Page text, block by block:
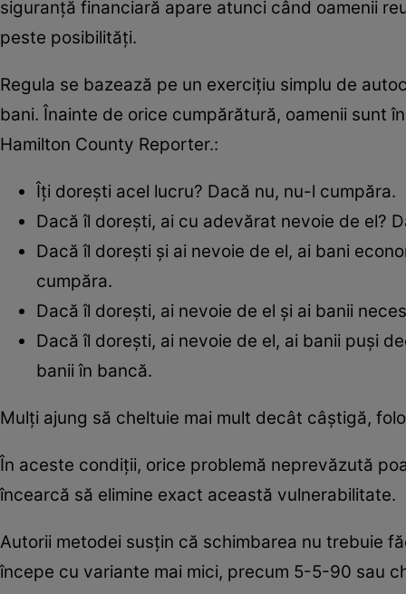
siguranță financiară apare atunci când oamenii
peste posibilități.
Regula se bazează pe un exercițiu simplu de
bani. Înainte de orice cumpărătură, oamenii sunt
Hamilton County Reporter.:
Îți dorești acel lucru? Dacă nu, nu-l cumpăra.
Dacă îl dorești, ai cu adevărat nevoie de el?
Dacă îl dorești și ai nevoie de el, ai bani
cumpăra.
Dacă îl dorești, ai nevoie de el și ai banii
Dacă îl dorești, ai nevoie de el, ai banii puși
banii în bancă.
Mulți ajung să cheltuie mai mult decât câștigă,
În aceste condiții, orice problemă neprevăzută
încearcă să elimine exact această vulnerabilitate.
Autorii metodei susțin că schimbarea nu trebuie
începe cu variante mai mici, precum 5-5-90 sau